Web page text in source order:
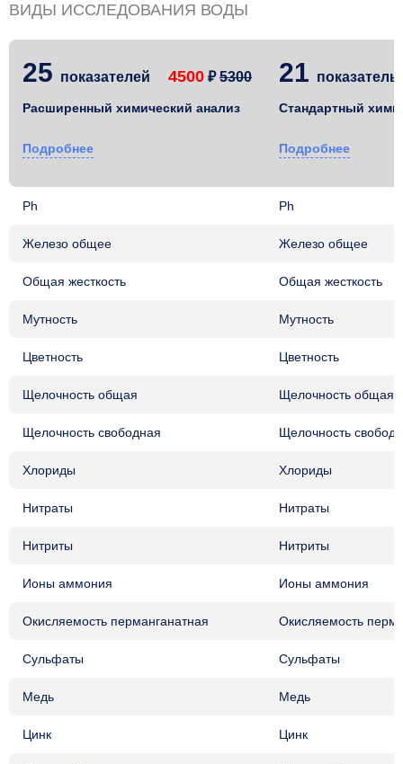
ВИДЫ ИССЛЕДОВАНИЯ ВОДЫ
25 показателей 4500 ₽5300
Расширенный химический анализ
Подробнее
21
Стандартный
Подробнее
Ph Ph
Железо общее Железо общее
Общая жесткость Общая жесткость
Мутность Мутность
Цветность Цветность
Щелочность общая Щелочность общая
Щелочность свободная Щелочность
Хлориды Хлориды
Нитраты Нитраты
Нитриты Нитриты
Ионы аммония Ионы аммония
Окисляемость перманганатная Окисляемость
Сульфаты Сульфаты
Медь Медь
Цинк Цинк